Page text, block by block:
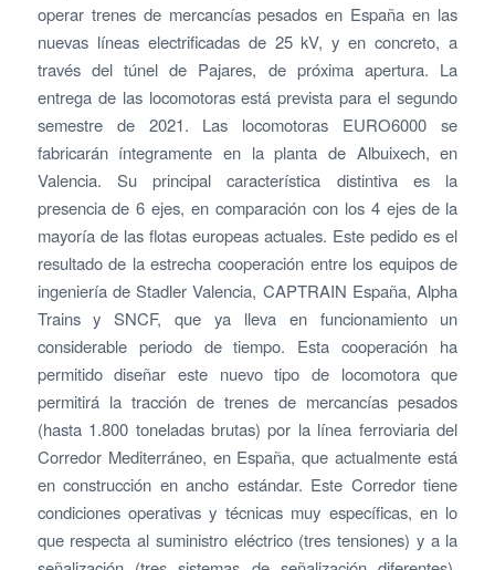
operar trenes de mercancías pesados en España en las
nuevas líneas electrificadas de 25 kV, y en concreto, a
través del túnel de Pajares, de próxima apertura. La
entrega de las locomotoras está prevista para el segundo
semestre de 2021. Las locomotoras EURO6000 se
fabricarán íntegramente en la planta de Albuixech, en
Valencia. Su principal característica distintiva es la
presencia de 6 ejes, en comparación con los 4 ejes de la
mayoría de las flotas europeas actuales. Este pedido es el
resultado de la estrecha cooperación entre los equipos de
ingeniería de Stadler Valencia, CAPTRAIN España, Alpha
Trains y SNCF, que ya lleva en funcionamiento un
considerable periodo de tiempo. Esta cooperación ha
permitido diseñar este nuevo tipo de locomotora que
permitirá la tracción de trenes de mercancías pesados
(hasta 1.800 toneladas brutas) por la línea ferroviaria del
Corredor Mediterráneo, en España, que actualmente está
en construcción en ancho estándar. Este Corredor tiene
condiciones operativas y técnicas muy específicas, en lo
que respecta al suministro eléctrico (tres tensiones) y a la